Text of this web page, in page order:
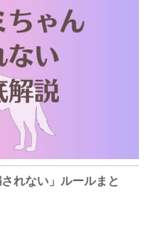
れない」ルールまと